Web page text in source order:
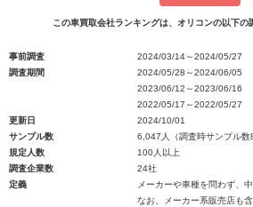
この車買取会社ランキングは、オリコンの以下の
事前調査
2024/03/14～2024/05/27
調査期間
2024/05/28～2024/06/05
2023/06/12～2023/06/16
2022/05/17～2022/05/27
更新日
2024/10/01
サンプル数
6,047人（調査時サンプル数
規定人数
100人以上
調査企業数
24社
定義
メーカーや車種を問わず、
なお、メーカー系販売店も